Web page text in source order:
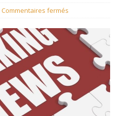
Commentaires fermés